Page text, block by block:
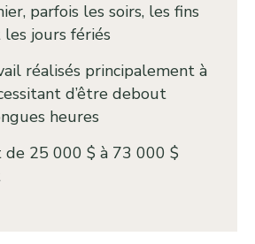
parfois les soirs, les fins
jours fériés
réalisés principalement à
d’être debout
heures
de 25 000 $ à 73 000 $